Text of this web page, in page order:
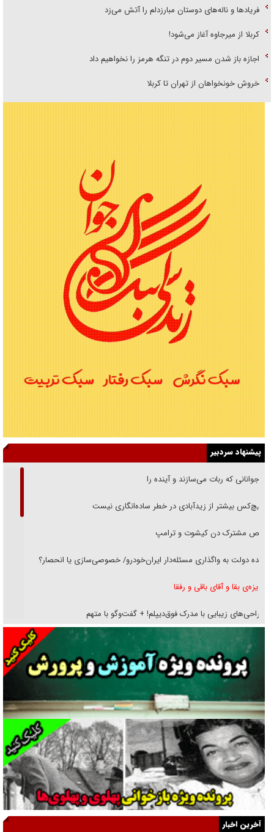
فریاد‌ها و ناله‌های دوستان مبارزدلم را آتش می‌زد
کربلا از میرجاوه آغاز می‌شود!
اجازه باز شدن مسیر دوم در تنگه هرمز را نخواهیم داد
خروش خونخواهان از تهران تا کربلا
پیشنهاد سردبیر
نوجوانانی که ربات می‌سازند و آینده را
هیچ‌کس بیشتر از زیدآبادی در خطر ساده‌انگاری نیست
رقص مشترک دن کیشوت و ترامپ
دنده دولت به واگذاری مسئله‌دار ایران‌خودرو/ خصوصی‌سازی یا انحصار؟
غریزه‌ی بقا و آقای باقی و رفقا
جراحی‌های زیبایی با مدرک فوق‌دیپلم! + گفت‌وگو با متهم
گفت‌وگو با همسر یکی از شهدای جنگ رمضان/ پیکر بی‌سر شهید را از
انگشت‌های پا شناسایی کردیم
نسلی که آنلاین الگو می‌گیرد
گفت‌وگو با آیت‌الله جاودان/ جفای مخالفان مکانت معنوی رهبر شهید را
ارتقا می‌داد
راننده مست به قانون می‌خندد
همه آقای دوربینی شده‌ایم!
قصه ناتمام سرویس مدارس
آخرین اخبار